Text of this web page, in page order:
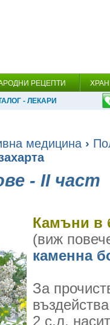
РЕЦЕПТИ
- ЛЕКАРИ
медицина ›
- ІІ част
Камъни в
(виж
каменна
За
2 с.л.